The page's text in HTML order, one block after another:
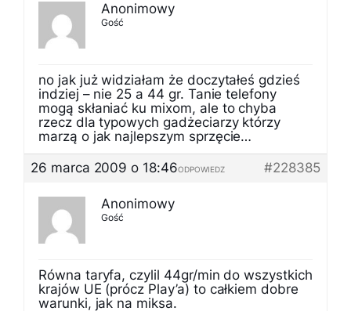
Anonimowy
Gość
no jak już widziałam że doczytałeś gdzieś
indziej – nie 25 a 44 gr. Tanie telefony
mogą skłaniać ku mixom, ale to chyba
rzecz dla typowych gadżeciarzy którzy
marzą o jak najlepszym sprzęcie…
26 marca 2009 o 18:46
#228385
ODPOWIEDZ
Anonimowy
Gość
Równa taryfa, czylil 44gr/min do wszystkich
krajów UE (prócz Play’a) to całkiem dobre
warunki, jak na miksa.